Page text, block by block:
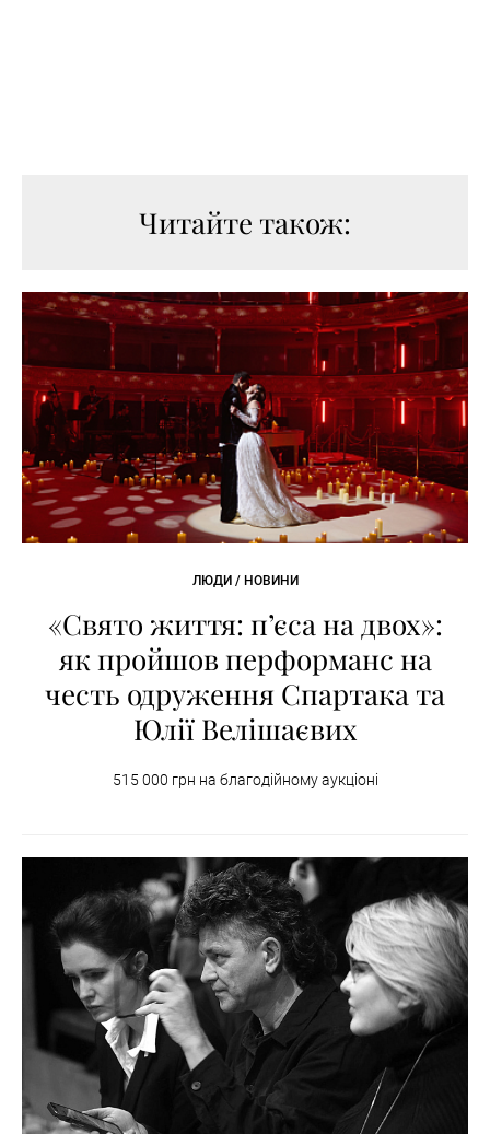
Читайте також:
ЛЮДИ / НОВИНИ
«Свято життя: п’єса на двох»:
як пройшов перформанс на
честь одруження Спартака та
Юлії Велішаєвих
515 000 грн на благодійному аукціоні